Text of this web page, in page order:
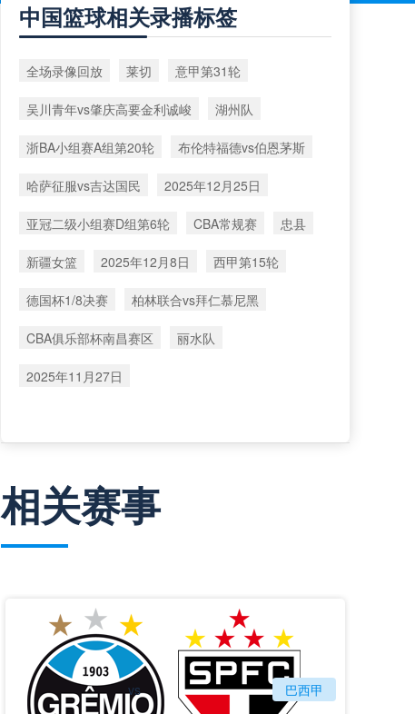
中国篮球相关录播标签
全场录像回放 莱切 意甲第31轮
吴川青年vs肇庆高要金利诚峻 湖州队
浙BA小组赛A组第20轮 布伦特福德vs伯恩茅斯
哈萨征服vs吉达国民 2025年12月25日
亚冠二级小组赛D组第6轮 CBA常规赛 忠县
新疆女篮 2025年12月8日 西甲第15轮
德国杯1/8决赛 柏林联合vs拜仁慕尼黑
CBA俱乐部杯南昌赛区 丽水队
2025年11月27日
相关赛事
格雷米奥
vs 巴西甲